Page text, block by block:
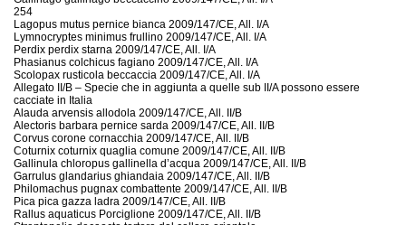
254
Lagopus mutus pernice bianca 2009/147/CE, All. I/A
Lymnocryptes minimus frullino 2009/147/CE, All. I/A
Perdix perdix starna 2009/147/CE, All. I/A
Phasianus colchicus fagiano 2009/147/CE, All. I/A
Scolopax rusticola beccaccia 2009/147/CE, All. I/A
Allegato II/B – Specie che in aggiunta a quelle sub II/A possono essere
cacciate in Italia
Alauda arvensis allodola 2009/147/CE, All. II/B
Alectoris barbara pernice sarda 2009/147/CE, All. II/B
Corvus corone cornacchia 2009/147/CE, All. II/B
Coturnix coturnix quaglia comune 2009/147/CE, All. II/B
Gallinula chloropus gallinella d’acqua 2009/147/CE, All. II/B
Garrulus glandarius ghiandaia 2009/147/CE, All. II/B
Philomachus pugnax combattente 2009/147/CE, All. II/B
Pica pica gazza ladra 2009/147/CE, All. II/B
Rallus aquaticus Porciglione 2009/147/CE, All. II/B